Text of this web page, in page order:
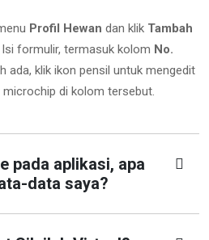
Profil Hewan dan klik Tambah
formulir, termasuk kolom No.
ada, klik ikon pensil untuk mengedit
di kolom tersebut.
pada aplikasi, apa
data saya?